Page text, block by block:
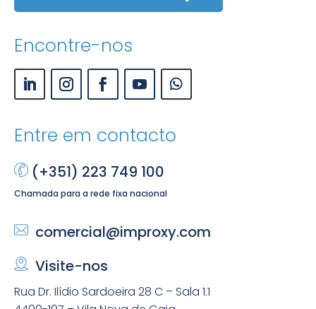
Encontre-nos
Entre em contacto
(+351) 223 749 100
Chamada para a rede fixa nacional
comercial@improxy.com
Visite-nos
Rua Dr. Ilídio Sardoeira 28 C – Sala 1.1